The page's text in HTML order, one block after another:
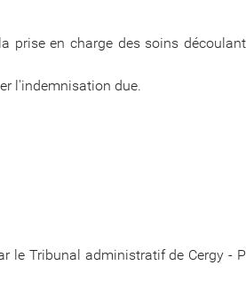
prise en charge des soins
l'indemnisation due.
le Tribunal administratif de Cergy -